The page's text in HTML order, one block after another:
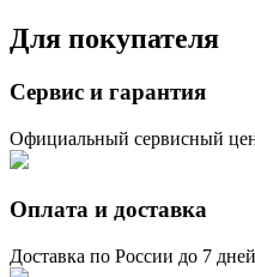
Для покупателя
Сервис и гарантия
Официальный сервисный
Оплата и доставка
Доставка по России до 7